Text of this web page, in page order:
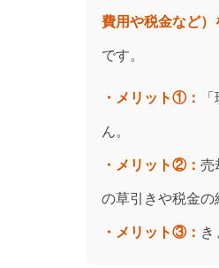
費用や税金など
です。
・メリット①：
ん。
・メリット②： 売
の草引きや税金の
・メリット③： き